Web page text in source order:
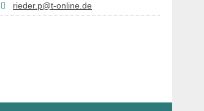
rieder.p@t-online.de